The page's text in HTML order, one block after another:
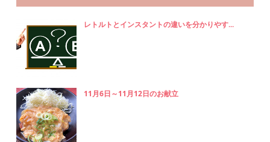
レトルトとインスタントの違いを分かりやす...
11月6日～11月12日のお献立